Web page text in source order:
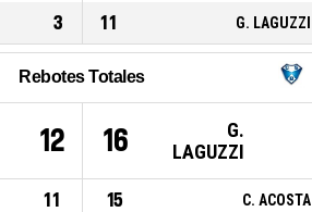
3 11 G. LAGUZZI
Rebotes Totales
12 16
G.
LAGUZZI
11 15 C. ACOSTA